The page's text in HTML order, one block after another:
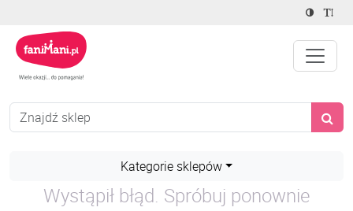
Kategorie sklepów
Wystąpił błąd. Spróbuj ponownie